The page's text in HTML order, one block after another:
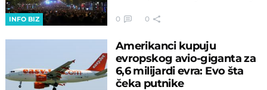
INFO BIZ 0 0
Amerikanci kupuju
evropskog avio-giganta za
6,6 milijardi evra: Evo šta
čeka putnike